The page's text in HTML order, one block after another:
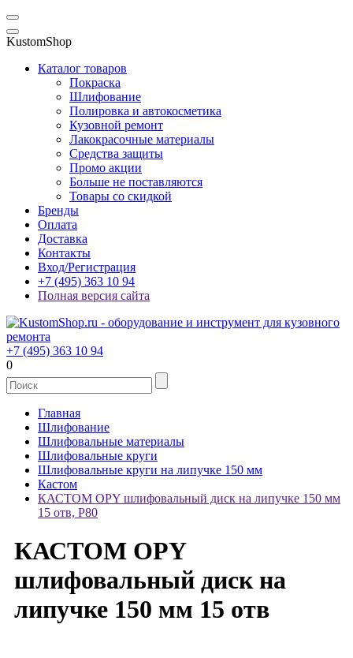
KustomShop
Каталог товаров
Покраска
Шлифование
Полировка и автокосметика
Кузовной ремонт
Лакокрасочные материалы
Средства защиты
Промо акции
Больше не поставляются
Товары со скидкой
Бренды
Оплата
Доставка
Контакты
Вход/Регистрация
+7 (495) 363 10 94
Полная версия сайта
+7 (495) 363 10 94
0
Главная
Шлифование
Шлифовальные материалы
Шлифовальные круги
Шлифовальные круги на липучке 150 мм
Кастом
КАСТОМ OPY шлифовальный диск на липучке 150 мм
15 отв, P80
КАСТОМ OPY
шлифовальный диск на
липучке 150 мм 15 отв